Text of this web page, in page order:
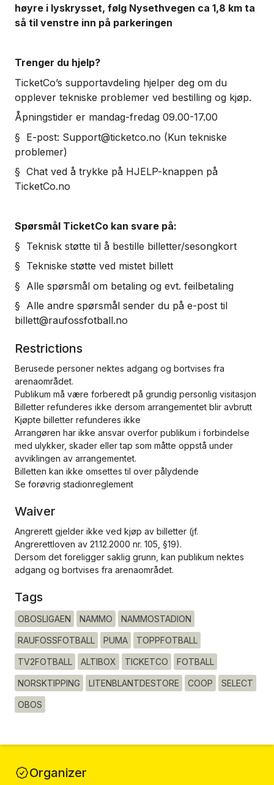
høyre i lyskrysset, følg Nysethvegen ca 1,8 km ta
så til venstre inn på parkeringen
Trenger du hjelp?
TicketCo’s supportavdeling hjelper deg om du
opplever tekniske problemer ved bestilling og kjøp.
Åpningstider er mandag-fredag 09.00-17.00
§ E-post: Support@ticketco.no (Kun tekniske
problemer)
§ Chat ved å trykke på HJELP-knappen på
TicketCo.no
Spørsmål TicketCo kan svare på:
§ Teknisk støtte til å bestille billetter/sesongkort
§ Tekniske støtte ved mistet billett
§ Alle spørsmål om betaling og evt. feilbetaling
§ Alle andre spørsmål sender du på e-post til
billett@raufossfotball.no
Restrictions
Berusede personer nektes adgang og bortvises fra
arenaområdet.
Publikum må være forberedt på grundig personlig visitasjon
Billetter refunderes ikke dersom arrangementet blir avbrutt
Kjøpte billetter refunderes ikke
Arrangøren har ikke ansvar overfor publikum i forbindelse
med ulykker, skader eller tap som måtte oppstå under
avviklingen av arrangementet.
Billetten kan ikke omsettes til over pålydende
Se forøvrig stadionreglement
Waiver
Angrerett gjelder ikke ved kjøp av billetter (jf.
Angrerettloven av 21.12.2000 nr. 105, §19).
Dersom det foreligger saklig grunn, kan publikum nektes
adgang og bortvises fra arenaområdet.
Tags
OBOSLIGAEN NAMMO NAMMOSTADION
RAUFOSSFOTBALL PUMA TOPPFOTBALL
TV2FOTBALL ALTIBOX TICKETCO FOTBALL
NORSKTIPPING LITENBLANTDESTORE COOP SELECT
OBOS
Organizer